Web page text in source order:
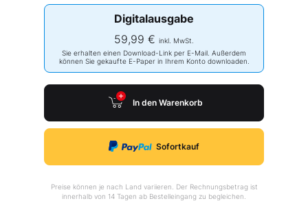
Digitalausgabe
59,99 € inkl. MwSt.
Sie erhalten einen Download-Link per E-Mail. Außerdem
können Sie gekaufte E-Paper in Ihrem Konto downloaden.
In den Warenkorb
Sofortkauf
Preise können je nach Land variieren. Der Rechnungsbetrag ist
innerhalb von 14 Tagen ab Bestelleingang zu begleichen.